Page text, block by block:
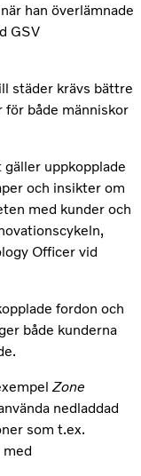
han överlämnade
GSV
städer krävs bättre
både människor
uppkopplade
och insikter om
med kunder och
Officer vid
fordon och
både kunderna
Zone
nedladdad
som t.ex.
med